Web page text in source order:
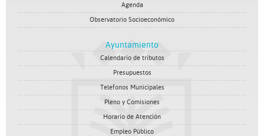
Agenda
Observatorio Socioeconómico
Ayuntamiento
Calendario de tributos
Presupuestos
Telefonos Municipales
Pleno y Comisiones
Horario de Atención
Empleo Público